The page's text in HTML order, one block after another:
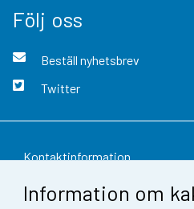
Information om
Följ oss
Beställ nyhetsbrev
Twitter
Kontaktinformation
Respons